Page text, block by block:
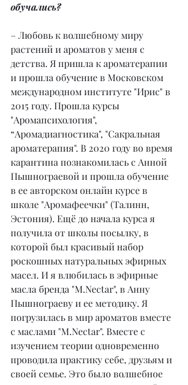
обучались?
– Любовь к волшебному миру
растений и ароматов у меня с
детства. Я пришла к ароматерапии
и прошла обучение в Московском
международном институте "Ирис" в
2015 году. Прошла курсы
"Аромапсихология",
“Аромадиагностика", "Сакральная
ароматерапия". В 2020 году во время
карантина познакомилась с Анной
Пышнограевой и прошла обучение
в ее авторском онлайн курсе в
школе "Аромафеечки" (Талинн,
Эстония). Ещё до начала курса я
получила от школы посылку, в
которой был красивый набор
роскошных натуральных эфирных
масел. И я влюбилась в эфирные
масла бренда "M.Nectar", в Анну
Пышнограеву и ее методику. Я
погрузилась в мир ароматов вместе
с маслами "M.Nectar". Вместе с
изучением теории одновременно
проводила практику себе, друзьям и
своей семье. Это было волшебное